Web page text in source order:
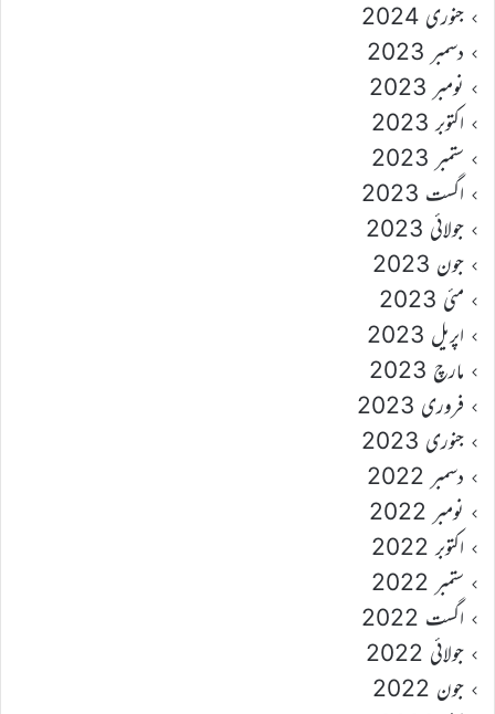
جنوری 2024
دسمبر 2023
نومبر 2023
اکتوبر 2023
ستمبر 2023
اگست 2023
جولائی 2023
جون 2023
مئی 2023
اپریل 2023
مارچ 2023
فروری 2023
جنوری 2023
دسمبر 2022
نومبر 2022
اکتوبر 2022
ستمبر 2022
اگست 2022
جولائی 2022
جون 2022